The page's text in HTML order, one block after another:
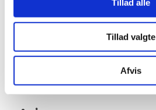
Tillad alle
Tillad valgte
Afvis
Holms Maler Entreprise ApS
Vibeholms Allé 16
CVR: 42327077